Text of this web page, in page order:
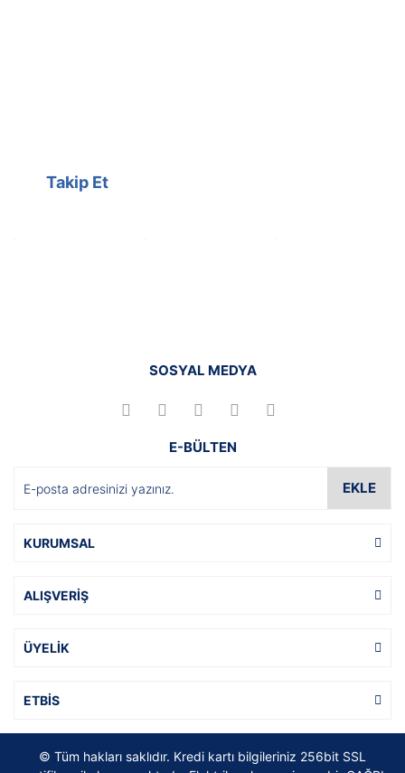
Takip Et
SOSYAL MEDYA
E-BÜLTEN
EKLE
KURUMSAL
ALIŞVERİŞ
ÜYELİK
ETBİS
© Tüm hakları saklıdır. Kredi kartı bilgileriniz 256bit SSL